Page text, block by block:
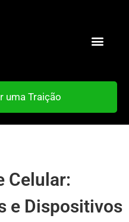
uma Traição
Celular:
e Dispositivos